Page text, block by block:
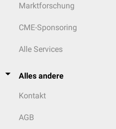
Marktforschung
CME-Sponsoring
Alle Services
Alles andere
Kontakt
AGB